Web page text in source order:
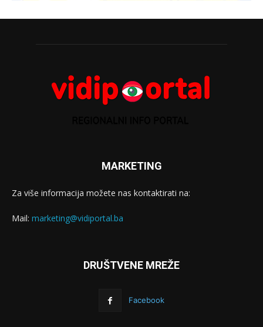
MARKETING
Za više informacija možete nas kontaktirati na:
Mail: marketing@vidiportal.ba
DRUŠTVENE MREŽE
Facebook